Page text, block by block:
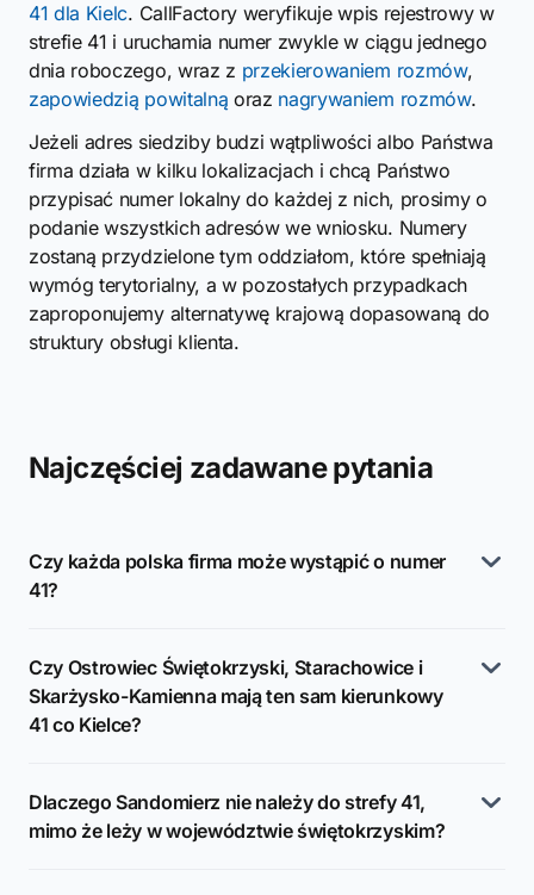
41 dla Kielc. CallFactory weryfikuje wpis rejestrowy w
strefie 41 i uruchamia numer zwykle w ciągu jednego
dnia roboczego, wraz z przekierowaniem rozmów,
zapowiedzią powitalną oraz nagrywaniem rozmów.
Jeżeli adres siedziby budzi wątpliwości albo Państwa
firma działa w kilku lokalizacjach i chcą Państwo
przypisać numer lokalny do każdej z nich, prosimy o
podanie wszystkich adresów we wniosku. Numery
zostaną przydzielone tym oddziałom, które spełniają
wymóg terytorialny, a w pozostałych przypadkach
zaproponujemy alternatywę krajową dopasowaną do
struktury obsługi klienta.
Najczęściej zadawane pytania
Czy każda polska firma może wystąpić o numer
41?
Czy Ostrowiec Świętokrzyski, Starachowice i
Skarżysko-Kamienna mają ten sam kierunkowy
41 co Kielce?
Dlaczego Sandomierz nie należy do strefy 41,
mimo że leży w województwie świętokrzyskim?